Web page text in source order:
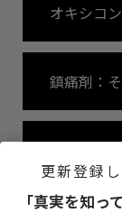
オキシコ
鎮痛剤：
更新登録
「真実を知っ